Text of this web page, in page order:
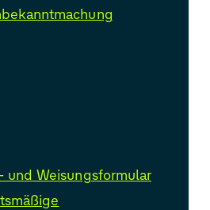
und Weisungsformular